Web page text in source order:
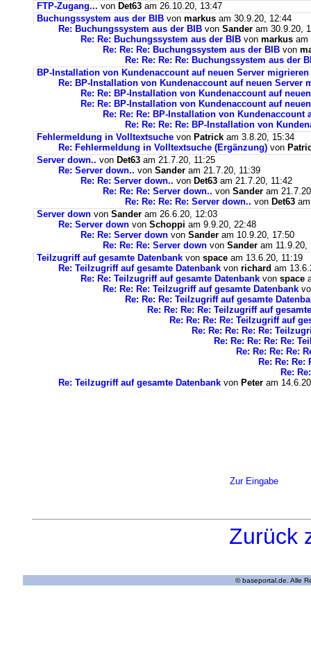
FTP-Zugang... von Det63 am 26.10.20, 13:47
Buchungssystem aus der BIB von markus am 30.9.20, 12:44
Re: Buchungssystem aus der BIB von Sander am 30.9.20,
Re: Re: Buchungssystem aus der BIB von markus am
Re: Re: Re: Buchungssystem aus der BIB von
Re: Re: Re: Re: Buchungssystem aus der
BP-Installation von Kundenaccount auf neuen Server migrieren
Re: BP-Installation von Kundenaccount auf neuen Server
Re: Re: BP-Installation von Kundenaccount auf
Re: Re: BP-Installation von Kundenaccount auf
Re: Re: Re: BP-Installation von Kundenaccount
Re: Re: Re: Re: BP-Installation von
Fehlermeldung in Volltextsuche von Patrick am 3.8.20, 15:34
Re: Fehlermeldung in Volltextsuche (Ergänzung) von
Server down.. von Det63 am 21.7.20, 11:25
Re: Server down.. von Sander am 21.7.20, 11:39
Re: Re: Server down.. von Det63 am 21.7.20, 11:42
Re: Re: Re: Server down.. von Sander am
Re: Re: Re: Re: Server down.. von Det63
Server down von Sander am 26.6.20, 12:03
Re: Server down von Schoppi am 9.9.20, 22:48
Re: Re: Server down von Sander am 10.9.20, 17:50
Re: Re: Re: Server down von Sander am 11.9.20,
Teilzugriff auf gesamte Datenbank von space am 13.6.20, 11:19
Re: Teilzugriff auf gesamte Datenbank von richard am
Re: Re: Teilzugriff auf gesamte Datenbank von space
Re: Re: Re: Teilzugriff auf gesamte Datenbank
Re: Re: Re: Teilzugriff auf gesamte
Re: Re: Re: Re: Teilzugriff auf
Re: Re: Re: Re: Teilzugriff auf
Re: Re: Re: Re: Re:
Re: Re: Re: Re: Re:
Re: Re: Re: Re:
Re: Re: Re:
Re:
Re: Teilzugriff auf gesamte Datenbank von Peter am
Zur Eingabe
Zurück
© baseportal.de. Alle